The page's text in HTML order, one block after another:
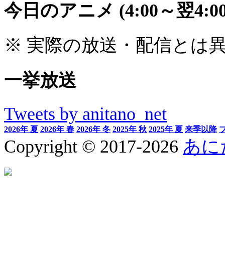
今日のアニメ (4:00～翌
※ 実際の放送・配信とは
一挙放送
Tweets by anitano_net
2026年 夏 2026年 春 2026年 冬 2025年 秋 2025年 夏 来季以降
Copyright © 2017-2026 あに